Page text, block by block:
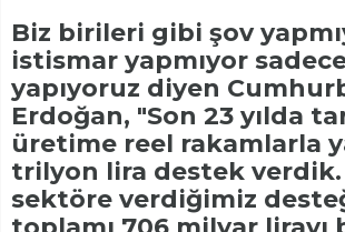
Biz birileri gibi şov
istismar yapmıyor
yapıyoruz diyen
Erdoğan, "Son 23 yılda
üretime reel rakamlarla
trilyon lira destek verdik.
sektöre verdiğimiz